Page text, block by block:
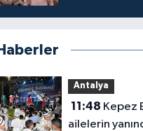
Antalya
11:48
ailelerin